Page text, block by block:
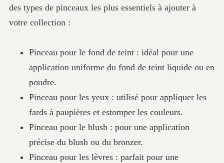
des types de pinceaux les plus essentiels à ajouter à
votre collection :
Pinceau pour le fond de teint : idéal pour une
application uniforme du fond de teint liquide ou en
poudre.
Pinceau pour les yeux : utilisé pour appliquer les
fards à paupières et estomper les couleurs.
Pinceau pour le blush : pour une application
précise du blush ou du bronzer.
Pinceau pour les lèvres : parfait pour une